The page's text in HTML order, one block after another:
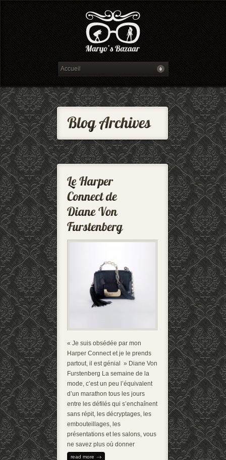
« Je suis obsédée par mon
Harper Connect et je le prends
partout, il est génial » Diane Von
Furstenberg La semaine de la
mode, c’est un peu l’équivalent
d’un marathon tous les jours
entre les défilés qui s’enchaînent
sans répit, les décryptages, les
embouteillages, les
présentations et les salons, vous
ne savez plus où donner
read more